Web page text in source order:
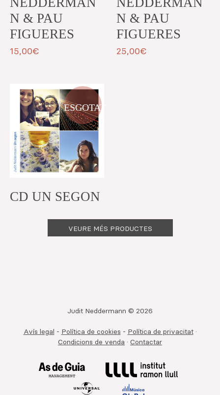
N & PAU
FIGUERES
15,00€
N & PAU
FIGUERES
25,00€
ESGOTAT
CD UN SEGON
VEURE MÉS PRODUCTES
Judit Neddermann © 2026
Avís legal - Política de cookies - Política de privacitat·
Condicions de venda · Contactar